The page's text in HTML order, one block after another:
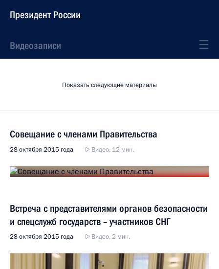
Президент России
Видеозаписи
Показать следующие материалы
Совещание с членами Правительства
28 октября 2015 года Видео, 12 мин.
Встреча с представителями органов безопасности
и спецслужб государств – участников СНГ
28 октября 2015 года Видео, 2 мин.